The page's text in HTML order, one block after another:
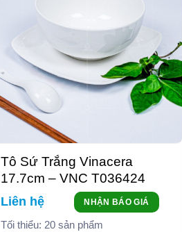
Tô Sứ Trắng Vinacera
17.7cm – VNC T036424
Liên hệ
Tối thiểu: 20 sản phẩm
NHẬN BÁO GIÁ